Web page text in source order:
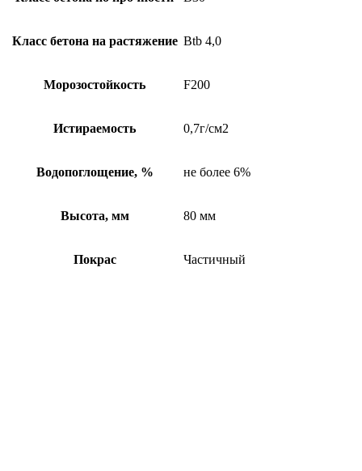
Класс бетона на растяжение Btb 4,0
Морозостойкость F200
Истираемость 0,7г/см2
Водопоглощение, % не более 6%
Высота, мм 80 мм
Покрас Частичный